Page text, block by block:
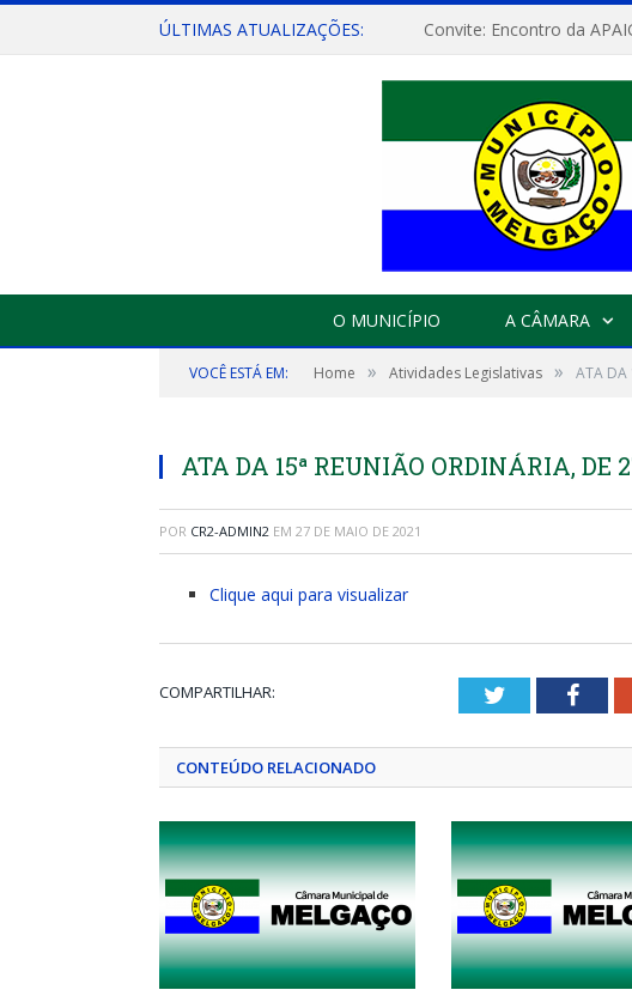
ÚLTIMAS ATUALIZAÇÕES:
O MUNICÍPIO A CÂMARA
VOCÊ ESTÁ EM: Home » Atividades Legislativas » ATA DA
ATA DA 15ª REUNIÃO ORDINÁRIA, DE
POR CR2-ADMIN2 EM 27 DE MAIO DE 2021
Clique aqui para visualizar
COMPARTILHAR: Twitter
CONTEÚDO RELACIONADO